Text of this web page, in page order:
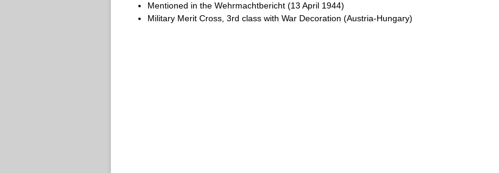
Mentioned in the Wehrmachtbericht (13 April 1944)
Military Merit Cross, 3rd class with War Decoration (Austria-Hungary)